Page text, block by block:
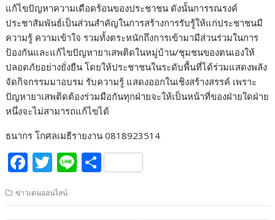
แก้ไขปัญหาความเดือดร้อนของประชาชน ดังนั้นการรณรงค์
ประชาสัมพันธ์เป็นส่วนสำคัญในการสร้างการรับรู้ให้แก่ประชาชนมี
ความรู้ ความเข้าใจ รวมทั้งตระหนักถึงการเข้ามามีส่วนร่วมในการ
ป้องกันและแก้ไขปัญหายาเสพติดในหมู่บ้าน/ชุมชนของตนเองให้
ปลอดภัยอย่างยั่งยืน โดยให้ประชาชนในระดับพื้นที่ได้ร่วมแสดงพลัง
จัดกิจกรรมมาอบรม รับความรู้ แสดงออกในเชิงสร้างสรรค์ เพราะ
ปัญหายาเสพติดต้องร่วมมือกันทุกฝ่ายจะให้เป็นหน้าที่ของฝ่ายใดฝ่าย
หนึ่งจะไม่สามารถแก้ไขได้
ธนากร โกศลเมธีรายงาน 0818923514
F
e
T
w
itt
Li
e
S
ar
ข่าวเด่นออนไลน์